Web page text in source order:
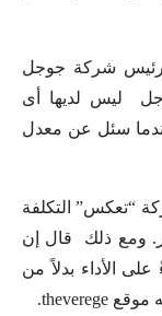
رئيس شركة جوجل
ليس لديها أى
سئل عن معدل
“تعكس” التكلفة
ومع ذلك قال إن
الأداء بدلاً من
موقع theverege
.